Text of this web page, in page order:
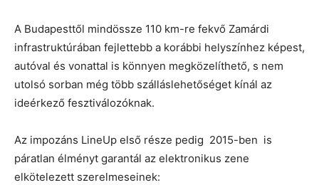
A Budapesttől mindössze 110 km-re fekvő Zamárdi
infrastruktúrában fejlettebb a korábbi helyszínhez képest,
autóval és vonattal is könnyen megközelíthető, s nem
utolsó sorban még több szálláslehetőséget kínál az
ideérkező fesztiválozóknak.
Az impozáns LineUp első része pedig 2015-ben is
páratlan élményt garantál az elektronikus zene
elkötelezett szerelmeseinek: